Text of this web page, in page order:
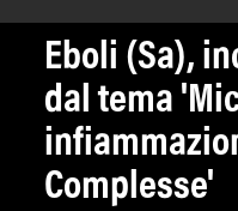
Eboli (Sa),
dal tema
Complesse'